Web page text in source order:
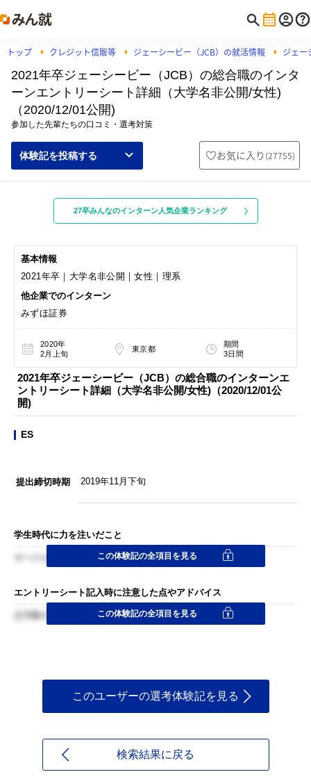
トップ クレジット信販等 ジェーシービー（JCB）の就活情報 ジェー
2021年卒ジェーシービー（JCB）の総合職のインタ
ーンエントリーシート詳細（大学名非公開/女性)
（2020/12/01公開)
参加した先輩たちの口コミ・選考対策
体験記を投稿する お気に入り (27755)
27卒みんなのインターン人気企業ランキング
基本情報
2021年卒｜大学名非公開｜女性｜理系
他企業でのインターン
みずほ証券
2020年
2月上旬
東京都
期間
3日間
2021年卒ジェーシービー（JCB）の総合職のインターンエ
ントリーシート詳細（大学名非公開/女性)（2020/12/01公
開)
ES
提出締切時期 2019年11月下旬
学生時代に力を注いだこと
サークルの部長を務めていた時の経験について書きました。
この体験記の全項目を見る
エントリーシート記入時に注意した点やアドバイス
文字数や文章の構成の仕方などこの体験記の全項目を見る
このユーザーの選考体験記を見る
検索結果に戻る